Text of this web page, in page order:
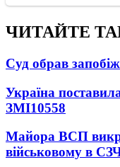
ЧИТАЙТЕ
Суд обрав
Україна
ЗМІ10558
Майора ВСП
військовому в